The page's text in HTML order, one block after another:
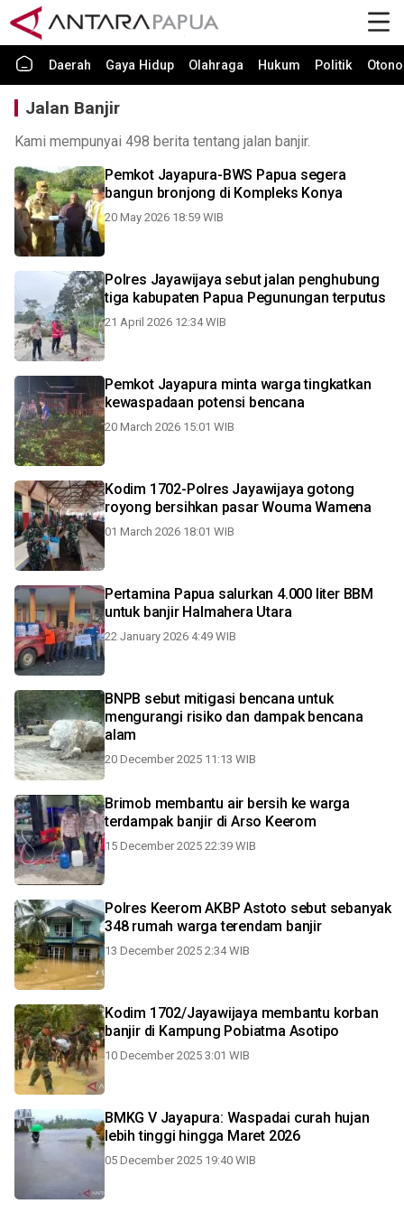
Daerah Gaya Hidup Olahraga Hukum Politik
Jalan Banjir
Kami mempunyai 498 berita tentang jalan banjir.
Pemkot Jayapura-BWS Papua segera
bangun bronjong di Kompleks Konya
20 May 2026 18:59 WIB
Polres Jayawijaya sebut jalan penghubung
tiga kabupaten Papua Pegunungan terputus
21 April 2026 12:34 WIB
Pemkot Jayapura minta warga tingkatkan
kewaspadaan potensi bencana
20 March 2026 15:01 WIB
Kodim 1702-Polres Jayawijaya gotong
royong bersihkan pasar Wouma Wamena
01 March 2026 18:01 WIB
Pertamina Papua salurkan 4.000 liter BBM
untuk banjir Halmahera Utara
22 January 2026 4:49 WIB
BNPB sebut mitigasi bencana untuk
mengurangi risiko dan dampak bencana
alam
20 December 2025 11:13 WIB
Brimob membantu air bersih ke warga
terdampak banjir di Arso Keerom
15 December 2025 22:39 WIB
Polres Keerom AKBP Astoto sebut sebanyak
348 rumah warga terendam banjir
13 December 2025 2:34 WIB
Kodim 1702/Jayawijaya membantu korban
banjir di Kampung Pobiatma Asotipo
10 December 2025 3:01 WIB
BMKG V Jayapura: Waspadai curah hujan
lebih tinggi hingga Maret 2026
05 December 2025 19:40 WIB